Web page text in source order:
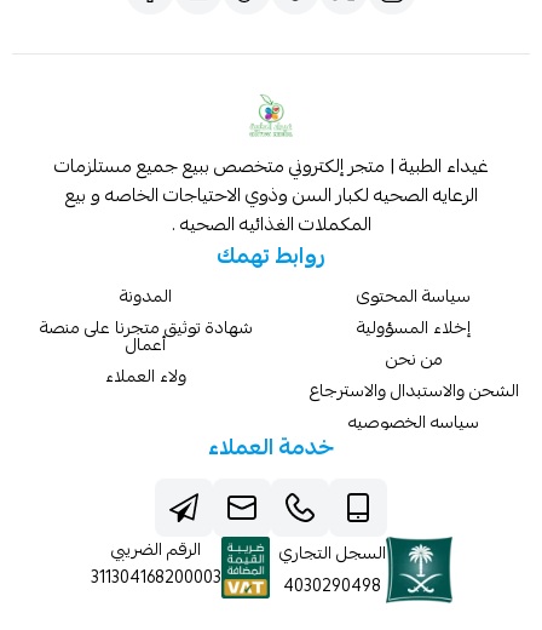
غيداء الطبية | متجر إلكتروني متخصص ببيع جميع مستلزمات
الرعايه الصحيه لكبار السن وذوي الاحتياجات الخاصه و بيع
المكملات الغذائيه الصحيه .
روابط تهمك
سياسة المحتوى
إخلاء المسؤولية
من نحن
الشحن والاستبدال والاسترجاع
سياسه الخصوصيه
المدونة
شهادة توثيق متجرنا على منصة
أعمال
ولاء العملاء
خدمة العملاء
السجل التجاري
4030290498
الرقم الضريبي
311304168200003